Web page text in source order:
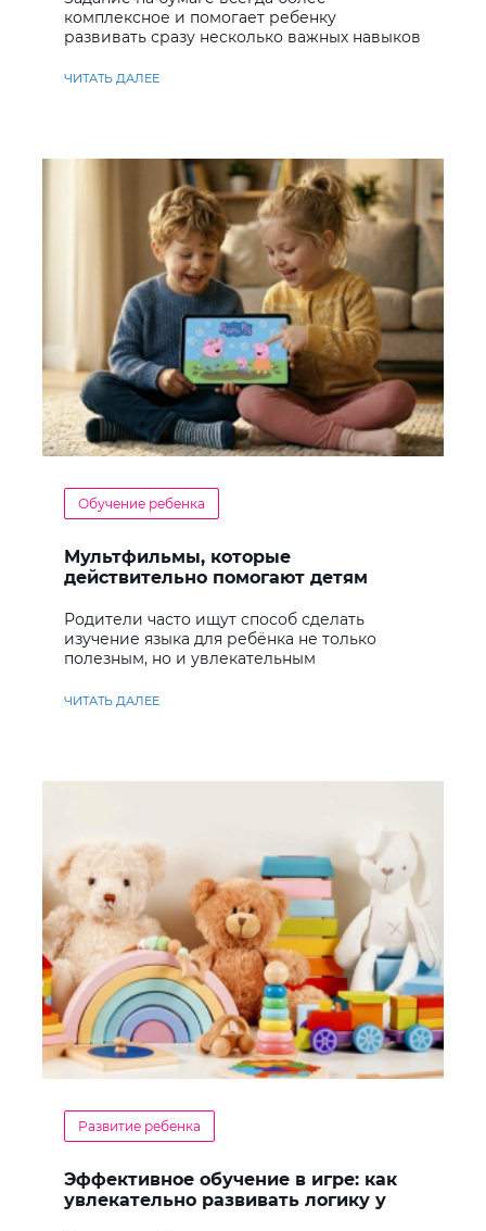
комплексное и помогает ребенку
развивать сразу несколько важных навыков
ЧИТАТЬ ДАЛЕЕ
Обучение ребенка
Мультфильмы, которые
действительно помогают детям
Родители часто ищут способ сделать
изучение языка для ребёнка не только
полезным, но и увлекательным
ЧИТАТЬ ДАЛЕЕ
Развитие ребенка
Эффективное обучение в игре: как
увлекательно развивать логику у